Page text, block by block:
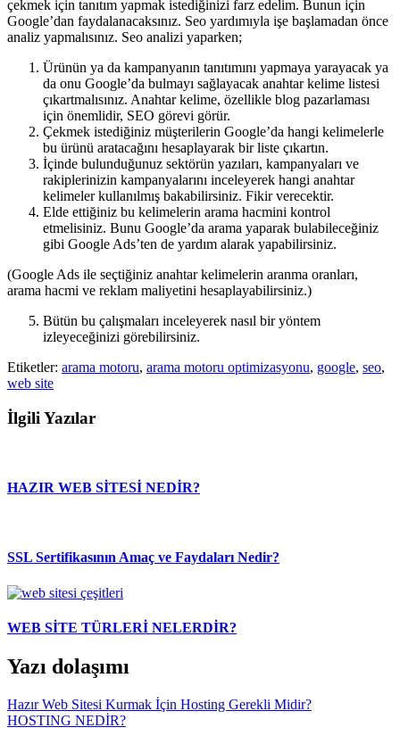
çekmek için tanıtım yapmak istediğinizi farz edelim. Bunun için
Google’dan faydalanacaksınız. Seo yardımıyla işe başlamadan önce
analiz yapmalısınız. Seo analizi yaparken;
Ürünün ya da kampanyanın tanıtımını yapmaya yarayacak ya
da onu Google’da bulmayı sağlayacak anahtar kelime listesi
çıkartmalısınız. Anahtar kelime, özellikle blog pazarlaması
için önemlidir, SEO görevi görür.
Çekmek istediğiniz müşterilerin Google’da hangi kelimelerle
bu ürünü aratacağını hesaplayarak bir liste çıkartın.
İçinde bulunduğunuz sektörün yazıları, kampanyaları ve
rakiplerinizin kampanyalarını inceleyerek hangi anahtar
kelimeler kullanılmış bakabilirsiniz. Fikir verecektir.
Elde ettiğiniz bu kelimelerin arama hacmini kontrol
etmelisiniz. Bunu Google’da arama yaparak bulabileceğiniz
gibi Google Ads’ten de yardım alarak yapabilirsiniz.
(Google Ads ile seçtiğiniz anahtar kelimelerin aranma oranları,
arama hacmi ve reklam maliyetini hesaplayabilirsiniz.)
Bütün bu çalışmaları inceleyerek nasıl bir yöntem
izleyeceğinizi görebilirsiniz.
Etiketler: arama motoru, arama motoru optimizasyonu, google, seo,
web site
İlgili Yazılar
HAZIR WEB SİTESİ NEDİR?
SSL Sertifikasının Amaç ve Faydaları Nedir?
WEB SİTE TÜRLERİ NELERDİR?
Yazı dolaşımı
Hazır Web Sitesi Kurmak İçin Hosting Gerekli Midir?
HOSTING NEDİR?